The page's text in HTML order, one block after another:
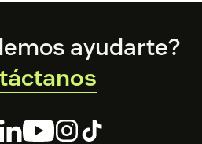
ayudarte?